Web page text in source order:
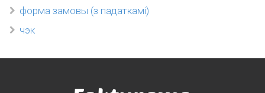
форма замовы (з падаткамі)
чэк